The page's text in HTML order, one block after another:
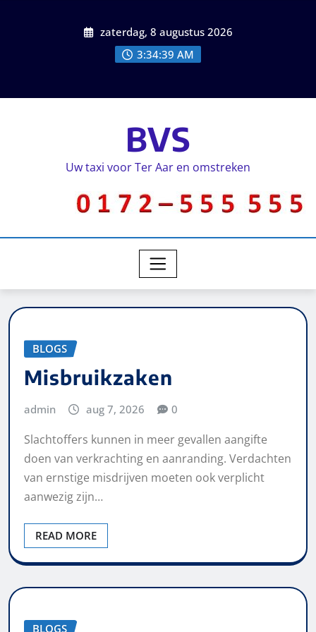
zaterdag, 8 augustus 2026
3:34:39 AM
BVS
Uw taxi voor Ter Aar en omstreken
BLOGS
Misbruikzaken
admin aug 7, 2026 0
Slachtoffers kunnen in meer gevallen aangifte
doen van verkrachting en aanranding. Verdachten
van ernstige misdrijven moeten ook verplicht
aanwezig zijn…
READ MORE
BLOGS